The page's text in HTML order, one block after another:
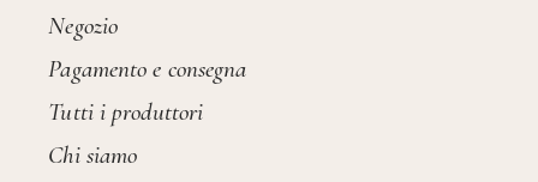
Negozio
Pagamento e consegna
Tutti i produttori
Chi siamo